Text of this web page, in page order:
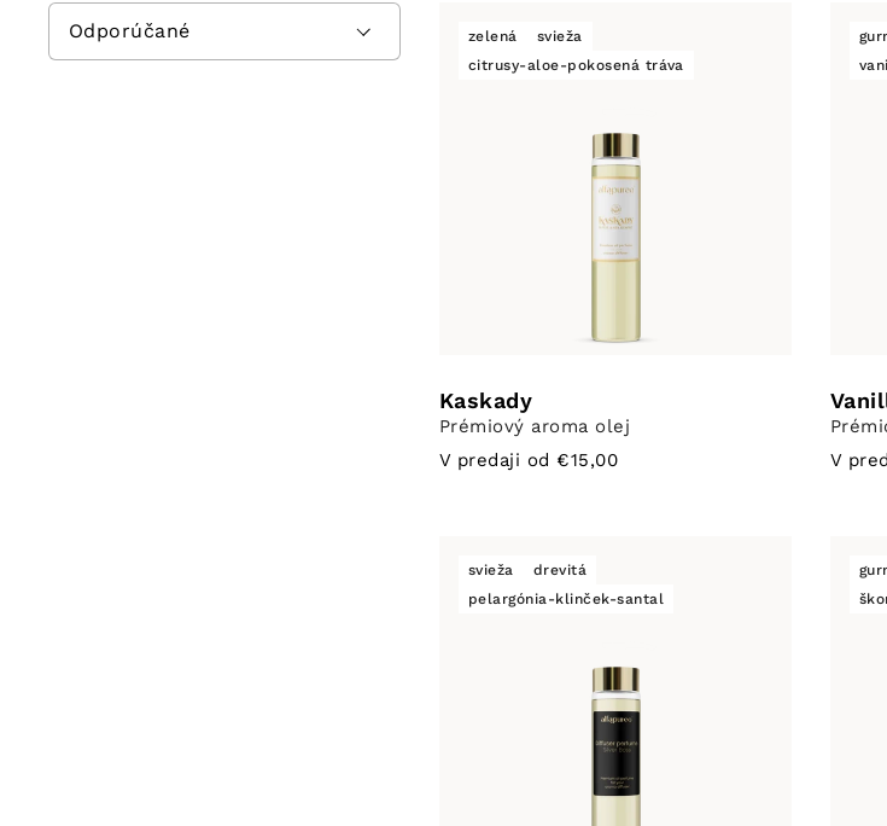
zelená
svieža
citrusy-aloe-pokosená tráva
Kaskady
Prémiový aroma olej
V predaji od €15,00
V
svieža
drevitá
pelargónia-klinček-santal